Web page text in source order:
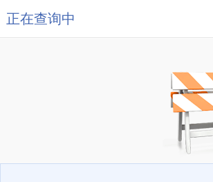
正在查询中